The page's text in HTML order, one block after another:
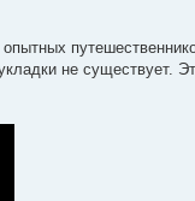
не существует.